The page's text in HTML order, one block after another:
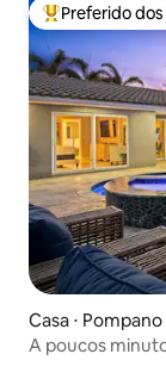
Entre os
Preferido
Casa ⋅
A poucos